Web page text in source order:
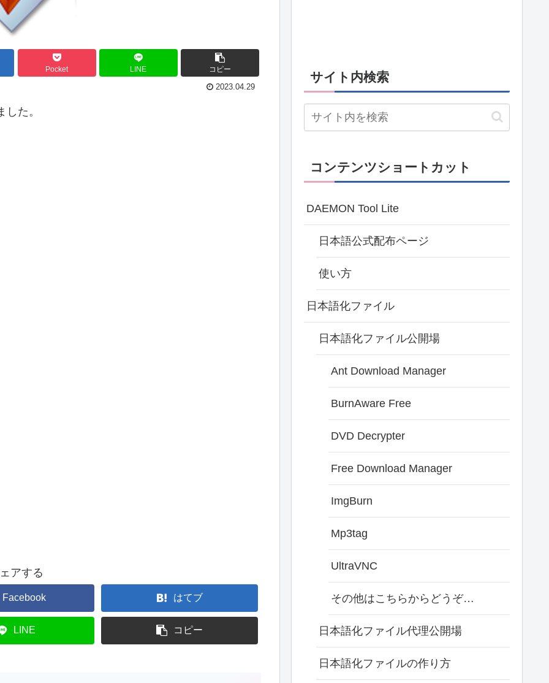
Pocket LINE コピー
2023.04.29
した。
アする
Facebook はてブ
LINE コピー
サイト内検索
コンテンツショートカット
DAEMON Tool Lite
日本語公式配布ページ
使い方
日本語化ファイル
日本語化ファイル公開場
Ant Download Manager
BurnAware Free
DVD Decrypter
Free Download Manager
ImgBurn
Mp3tag
UltraVNC
その他はこちらからどうぞ…
日本語化ファイル代理公開場
日本語化ファイルの作り方